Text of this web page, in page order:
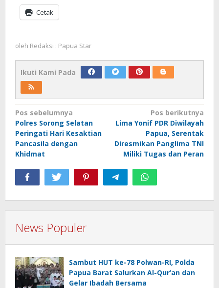
Cetak
oleh Redaksi : Papua Star
Ikuti Kami Pada
Navigasi
pos
Pos sebelumnya
Polres Sorong Selatan
Peringati Hari Kesaktian
Pancasila dengan
Khidmat
Pos berikutnya
Lima Yonif PDR Diwilayah
Papua, Serentak
Diresmikan Panglima TNI
Miliki Tugas dan Peran
News Populer
Sambut HUT ke-78 Polwan-RI, Polda
Papua Barat Salurkan Al-Qur’an dan
Gelar Ibadah Bersama